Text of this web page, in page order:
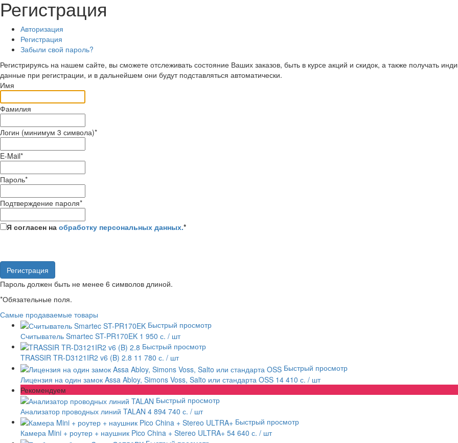
Регистрация
Авторизация
Регистрация
Забыли свой пароль?
Регистрируясь на нашем сайте, вы сможете отслеживать состояние Ваших заказов, быть в курсе акций и скидок, а также получать
данные при регистрации, и в дальнейшем они будут подставляться автоматически.
Имя
Фамилия
Логин (минимум 3 символа)*
E-Mail*
Пароль*
Подтверждение пароля*
Я согласен на обработку персональных данных.*
Пароль должен быть не менее 6 символов длиной.
*Обязательные поля.
Самые продаваемые товары
Быстрый просмотр
Считыватель Smartec ST-PR170EK 1 950 с. / шт
Быстрый просмотр
TRASSIR TR-D3121IR2 v6 (B) 2.8 11 780 с. / шт
Быстрый просмотр
Лицензия на один замок Assa Abloy, Simons Voss, Salto или стандарта OSS 14 410 с. / шт
Рекомендуем
Быстрый просмотр
Анализатор проводных линий TALAN 4 894 740 с. / шт
Быстрый просмотр
Камера Mini + роутер + наушник Pico China + Stereo ULTRA+ 54 640 с. / шт